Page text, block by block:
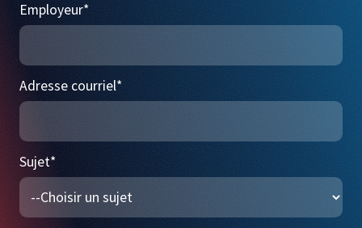
Employeur*
Adresse courriel*
Sujet*